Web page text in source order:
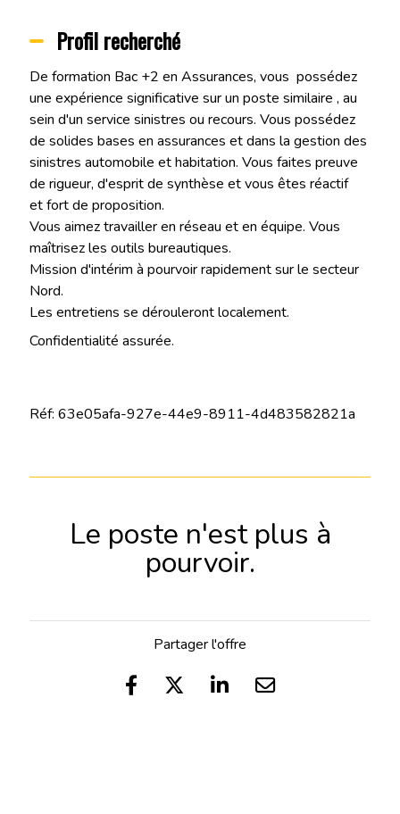
Profil recherché
De formation Bac +2 en Assurances, vous possédez
une expérience significative sur un poste similaire , au
sein d'un service sinistres ou recours. Vous possédez
de solides bases en assurances et dans la gestion des
sinistres automobile et habitation. Vous faites preuve
de rigueur, d'esprit de synthèse et vous êtes réactif
et fort de proposition.
Vous aimez travailler en réseau et en équipe. Vous
maîtrisez les outils bureautiques.
Mission d'intérim à pourvoir rapidement sur le secteur
Nord.
Les entretiens se dérouleront localement.
Confidentialité assurée.
Réf: 63e05afa-927e-44e9-8911-4d483582821a
Le poste n'est plus à
pourvoir.
Partager l'offre